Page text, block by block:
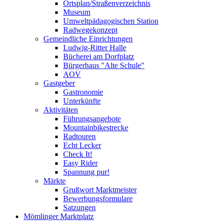
Ortsplan/Straßenverzeichnis
Museum
Umweltpädagogischen Station
Radwegekonzept
Gemeindliche Einrichtungen
Ludwig-Ritter Halle
Bücherei am Dorfplatz
Bürgerhaus "Alte Schule"
AOV
Gastgeber
Gastronomie
Unterkünfte
Aktivitäten
Führungsangebote
Mountainbikestrecke
Radtouren
Echt Lecker
Check It!
Easy Rider
Spannung pur!
Märkte
Grußwort Marktmeister
Bewerbungsformulare
Satzungen
Mömlinger Marktplatz